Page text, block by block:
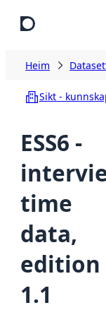
Heim
Sikt -
ESS6 -
time
data,
edition
1.1